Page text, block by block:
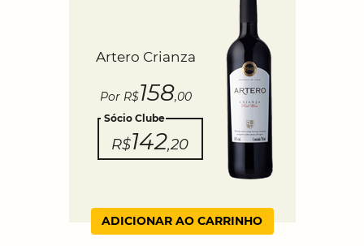
Artero Crianza
Por R$158,00
Sócio Clube
R$142,20
ADICIONAR AO CARRINHO